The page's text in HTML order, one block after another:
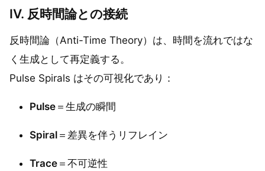
IV. 反時間論との接続
反時間論（Anti-Time Theory）は、時間を流れではな
く生成として再定義する。
Pulse Spirals はその可視化であり：
Pulse ＝生成の瞬間
Spiral ＝差異を伴うリフレイン
Trace ＝不可逆性